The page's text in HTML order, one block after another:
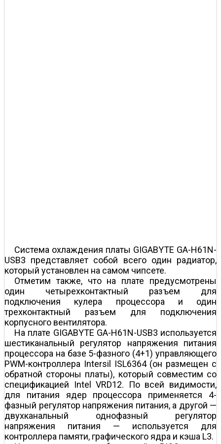
Система охлаждения платы GIGABYTE GA-H61N-
USB3 представляет собой всего один радиатор,
который установлен на самом чипсете.
Отметим также, что на плате предусмотрены
один четырехконтактный разъем для
подключения кулера процессора и один
трехконтактный разъем для подключения
корпусного вентилятора.
На плате GIGABYTE GA-H61N-USB3 используется
шестиканальный регулятор напряжения питания
процессора на базе 5-фазного (4+1) управляющего
PWM-контроллера Intersil ISL6364 (он размещен с
обратной стороны платы), который совместим со
спецификацией Intel VRD12. По всей видимости,
для питания ядер процессора применяется 4-
фазный регулятор напряжения питания, а другой —
двухканальный однофазный регулятор
напряжения питания — используется для
контроллера памяти, графического ядра и кэша L3.